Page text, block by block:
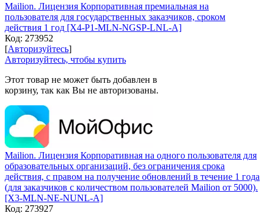
Mailion. Лицензия Корпоративная премиальная на
пользователя для государственных заказчиков, сроком
действия 1 год [X4-P1-MLN-NGSP-LNL-A]
Код: 273952
[Авторизуйтесь]
Авторизуйтесь, чтобы купить
Этот товар не может быть добавлен в
корзину, так как Вы не авторизованы.
Mailion. Лицензия Корпоративная на одного пользователя для
образовательных организаций, без ограничения срока
действия, с правом на получение обновлений в течение 1 года
(для заказчиков с количеством пользователей Mailion от 5000).
[X3-MLN-NE-NUNL-A]
Код: 273927